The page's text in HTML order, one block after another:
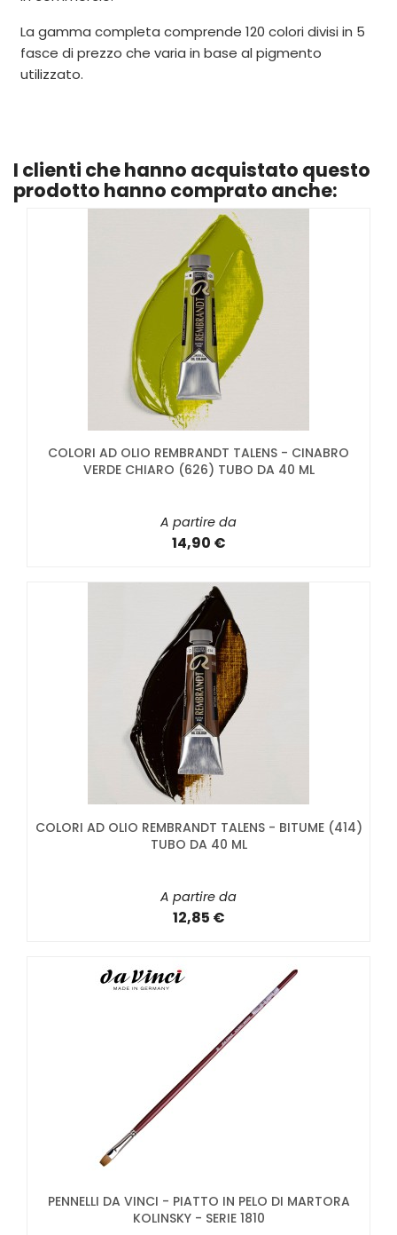
La gamma completa comprende 120 colori divisi in 5
fasce di prezzo che varia in base al pigmento
utilizzato.
I clienti che hanno acquistato questo
prodotto hanno comprato anche:
COLORI AD OLIO REMBRANDT TALENS - CINABRO
VERDE CHIARO (626) TUBO DA 40 ML
A partire da
14,90 €
COLORI AD OLIO REMBRANDT TALENS - BITUME (414)
TUBO DA 40 ML
A partire da
12,85 €
PENNELLI DA VINCI - PIATTO IN PELO DI MARTORA
KOLINSKY - SERIE 1810